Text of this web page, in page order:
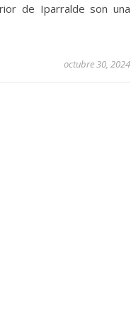
de Iparralde son una
octubre 30, 2024